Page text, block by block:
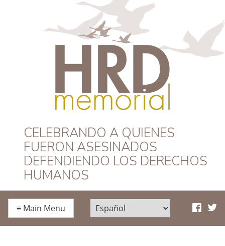
HRD Memorial –
Español
CELEBRANDO A QUIENES
FUERON ASESINADOS
DEFENDIENDO LOS DERECHOS
HUMANOS
≡ Main Menu